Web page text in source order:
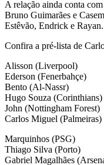
A relação ainda conta
Bruno Guimarães e
Estêvão, Endrick e Rayan.
Confira a pré-lista de
Alisson (Liverpool)
Ederson (Fenerbahçe)
Bento (Al-Nassr)
Hugo Souza (Corinthians)
John (Nottingham Forest)
Carlos Miguel (Palmeiras)
Marquinhos (PSG)
Thiago Silva (Porto)
Gabriel Magalhães